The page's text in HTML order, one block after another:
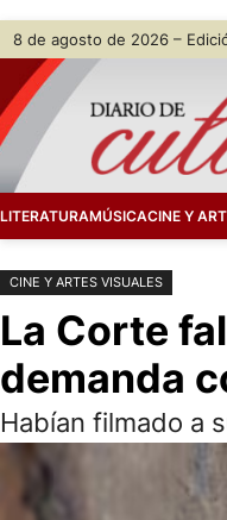
Saltar
contenido
Skip
content
8 de agosto de 2026 –
LITERATURAMÚSICACINE Y
CINE Y ARTES VISUALES
La Corte
demanda
Habían filmado a